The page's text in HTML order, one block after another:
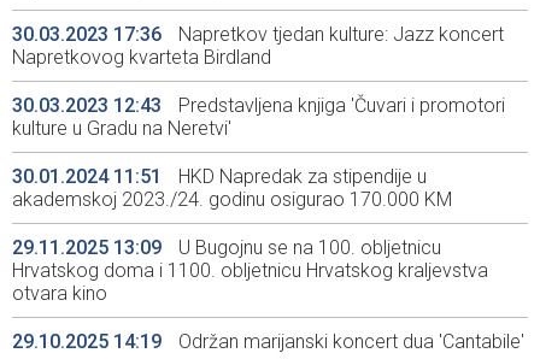
30.03.2023 17:36
Napretkov tjedan kulture: Jazz koncert
Napretkovog kvarteta Birdland
30.03.2023 12:43
Predstavljena knjiga 'Čuvari i promotori
kulture u Gradu na Neretvi'
30.01.2024 11:51
HKD Napredak za stipendije u
akademskoj 2023./24. godinu osigurao 170.000 KM
29.11.2025 13:09
U Bugojnu se na 100. obljetnicu
Hrvatskog doma i 1100. obljetnicu Hrvatskog kraljevstva
otvara kino
29.10.2025 14:19 Održan marijanski koncert dua 'Cantabile'